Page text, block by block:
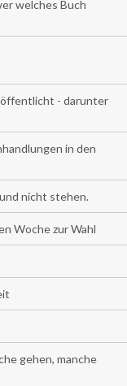
welches Buch
- darunter
in den
nicht stehen.
Woche zur Wahl
gehen, manche